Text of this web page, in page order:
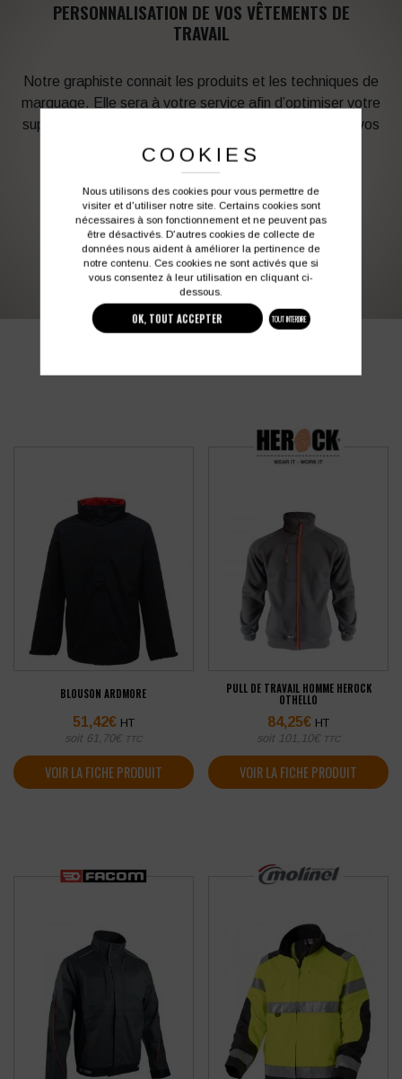
PERSONNALISATION DE VOS VÊTEMENTS DE
TRAVAIL
Notre graphiste connait les produits et les techniques de
marquage. Elle sera à votre service afin d’optimiser votre
support en fonction des contraintes techniques et de vos
besoins d’image. Profitez de son expérience !
Vous souhaitez avoir plus d’informations ?
03 27 28 87 86 contact@colbleu.fr
BLOUSON ARDMORE
51,42€ HT
soit 61,70€ TTC
VOIR LA FICHE PRODUIT
PULL DE TRAVAIL HOMME HEROCK
OTHELLO
84,25€ HT
soit 101,10€ TTC
VOIR LA FICHE PRODUIT
COOKIES
Nous utilisons des cookies pour vous permettre de
visiter et d'utiliser notre site. Certains cookies sont
nécessaires à son fonctionnement et ne peuvent pas
être désactivés. D'autres cookies de collecte de
données nous aident à améliorer la pertinence de
notre contenu. Ces cookies ne sont activés que si
vous consentez à leur utilisation en cliquant ci-
dessous.
OK, TOUT ACCEPTER TOUT INTERDIRE